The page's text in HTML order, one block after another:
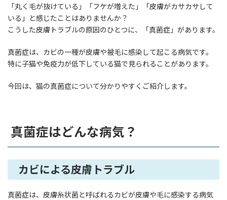
「丸く毛が抜けている」「フケが増えた」「皮膚がカサカサして
いる」と感じたことはありませんか？
こうした皮膚トラブルの原因のひとつに、「真菌症」があります。
真菌症は、カビの一種が皮膚や被毛に感染して起こる病気です。
特に子猫や免疫力が低下している猫で見られることがあります。
今回は、猫の真菌症について分かりやすくご紹介します。
真菌症はどんな病気？
カビによる皮膚トラブル
真菌症は、皮膚糸状菌と呼ばれるカビが皮膚や毛に感染する病気